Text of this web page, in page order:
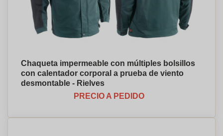
Chaqueta impermeable con múltiples bolsillos
con calentador corporal a prueba de viento
desmontable - Rielves
PRECIO A PEDIDO